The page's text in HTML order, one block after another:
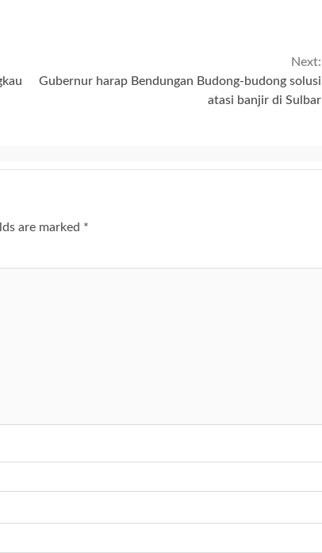
Next:
Gubernur harap Bendungan Budong-budong solusi
atasi banjir di Sulbar
are marked *